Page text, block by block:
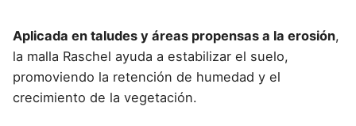
Aplicada en taludes y áreas propensas a la erosión,
la malla Raschel ayuda a estabilizar el suelo,
promoviendo la retención de humedad y el
crecimiento de la vegetación.